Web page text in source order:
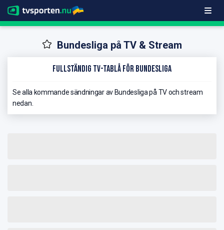
Bundesliga på TV & Stream
Fullständig TV-Tablå för Bundesliga
Se alla kommande sändningar av Bundesliga på TV och stream
nedan.